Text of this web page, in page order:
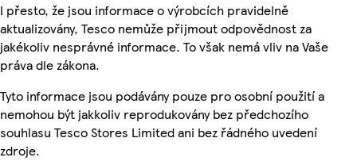
I přesto, že jsou informace o výrobcích pravidelně
aktualizovány, Tesco nemůže přijmout odpovědnost za
jakékoliv nesprávné informace. To však nemá vliv na Vaše
práva dle zákona.
Tyto informace jsou podávány pouze pro osobní použití a
nemohou být jakkoliv reprodukovány bez předchozího
souhlasu Tesco Stores Limited ani bez řádného uvedení
zdroje.